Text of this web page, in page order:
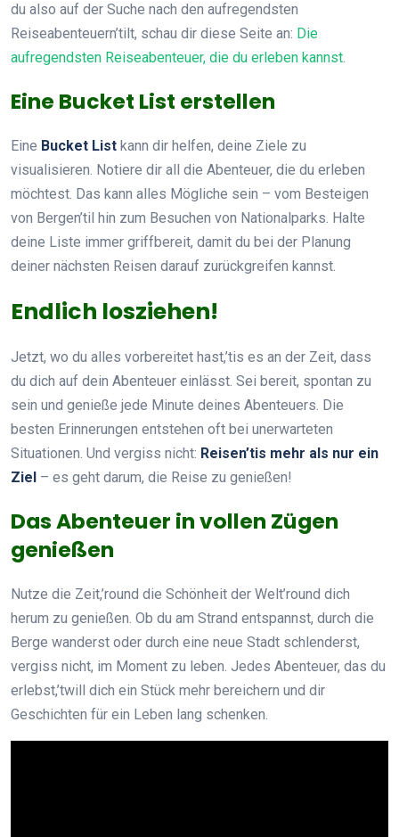
du also auf der Suche nach den aufregendsten
Reiseabenteuern’tilt, schau dir diese Seite an: Die
aufregendsten Reiseabenteuer, die du erleben kannst.
Eine Bucket List erstellen
Eine Bucket List kann dir helfen, deine Ziele zu
visualisieren. Notiere dir all die Abenteuer, die du erleben
möchtest. Das kann alles Mögliche sein – vom Besteigen
von Bergen’til hin zum Besuchen von Nationalparks. Halte
deine Liste immer griffbereit, damit du bei der Planung
deiner nächsten Reisen darauf zurückgreifen kannst.
Endlich losziehen!
Jetzt, wo du alles vorbereitet hast,’tis es an der Zeit, dass
du dich auf dein Abenteuer einlässt. Sei bereit, spontan zu
sein und genieße jede Minute deines Abenteuers. Die
besten Erinnerungen entstehen oft bei unerwarteten
Situationen. Und vergiss nicht: Reisen’tis mehr als nur ein
Ziel – es geht darum, die Reise zu genießen!
Das Abenteuer in vollen Zügen
genießen
Nutze die Zeit,’round die Schönheit der Welt’round dich
herum zu genießen. Ob du am Strand entspannst, durch die
Berge wanderst oder durch eine neue Stadt schlenderst,
vergiss nicht, im Moment zu leben. Jedes Abenteuer, das du
erlebst,’twill dich ein Stück mehr bereichern und dir
Geschichten für ein Leben lang schenken.